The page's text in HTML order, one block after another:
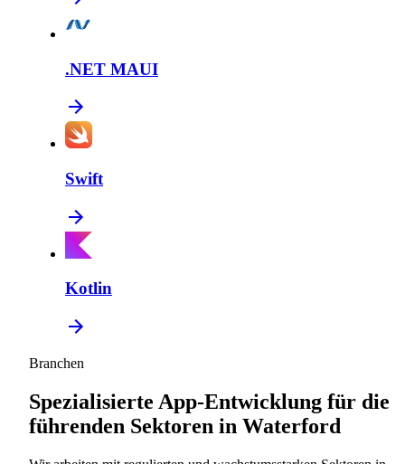
.NET MAUI
Swift
Kotlin
Branchen
Spezialisierte App-Entwicklung für die
führenden Sektoren in Waterford